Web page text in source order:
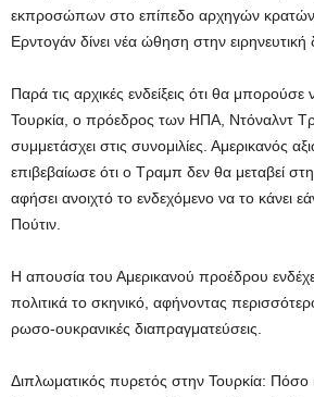
εκπροσώπων στο επίπεδο αρχηγών
Ερντογάν δίνει νέα ώθηση στην ειρηνευτική
Παρά τις αρχικές ενδείξεις ότι θα μπορούσε
Τουρκία, ο πρόεδρος των ΗΠΑ, Ντόναλντ
συμμετάσχει στις συνομιλίες. Αμερικανός
επιβεβαίωσε ότι ο Τραμπ δεν θα μεταβεί
αφήσει ανοιχτό το ενδεχόμενο να το κάνει
Πούτιν.
Η απουσία του Αμερικανού προέδρου
πολιτικά το σκηνικό, αφήνοντας
ρωσο-ουκρανικές διαπραγματεύσεις.
Διπλωματικός πυρετός στην Τουρκία: Πόσο